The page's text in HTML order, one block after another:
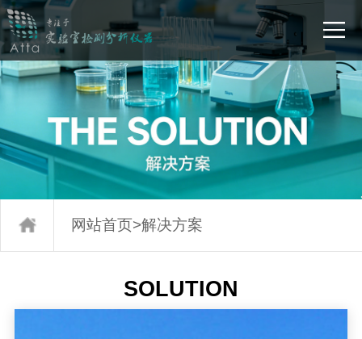
网站首页>解决方案
SOLUTION